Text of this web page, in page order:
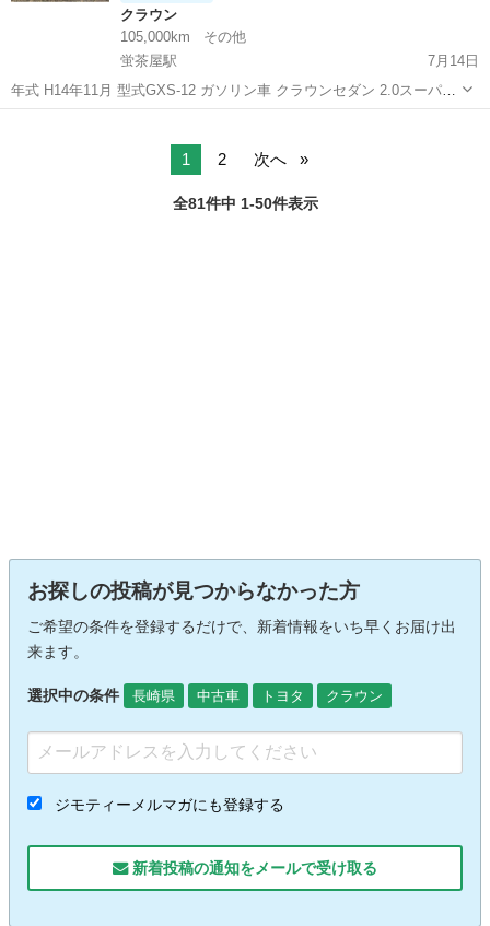
クラウン
105,000km
その他
蛍茶屋駅
7月14日
年式 H14年11月 型式GXS-12 ガソリン車 クラウンセダン 2.0スーパー
DX オットマン オットマン.助手席側後部席から前に足がのばせます 紺
1 2 次へ
全81件中 1-50件表示
お探しの投稿が見つからなかった方
ご希望の条件を登録するだけで、新着情報をいち早くお届け出
来ます。
選択中の条件 長崎県 中古車 トヨタ クラウン
ジモティーメルマガにも登録する
新着投稿の通知をメールで受け取る